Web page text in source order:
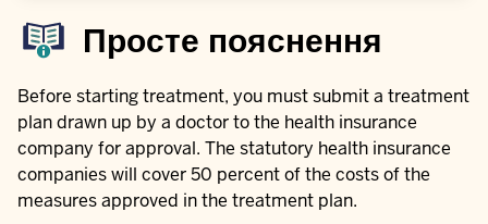
Просте пояснення
Before starting treatment, you must submit a treatment
plan drawn up by a doctor to the health insurance
company for approval. The statutory health insurance
companies will cover 50 percent of the costs of the
measures approved in the treatment plan.